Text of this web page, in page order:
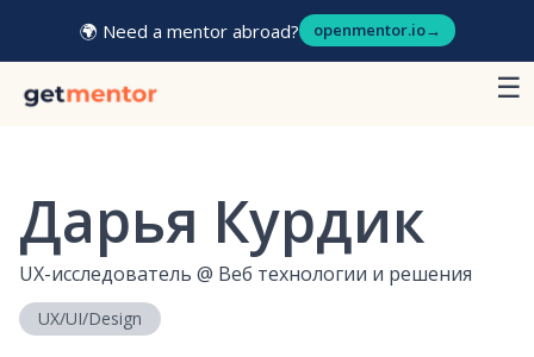
🌍 Need a mentor abroad? openmentor.io→
☰
Дарья Курдик
UX-исследователь @ Веб технологии и решения
UX/UI/Design